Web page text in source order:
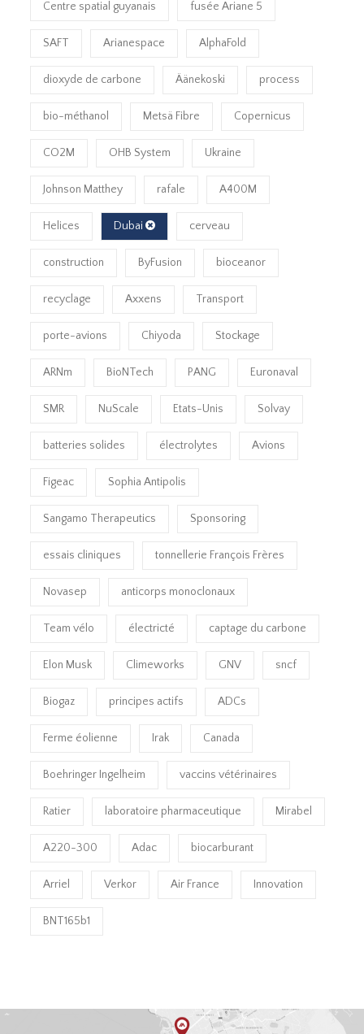
Centre spatial guyanais fusée Ariane 5
SAFT Arianespace AlphaFold
dioxyde de carbone Äänekoski process
bio-méthanol Metsä Fibre Copernicus
CO2M OHB System Ukraine
Johnson Matthey rafale A400M
Helices Dubai cerveau
construction ByFusion bioceanor
recyclage Axxens Transport
porte-avions Chiyoda Stockage
ARNm BioNTech PANG Euronaval
SMR NuScale Etats-Unis Solvay
batteries solides électrolytes Avions
Figeac Sophia Antipolis
Sangamo Therapeutics Sponsoring
essais cliniques tonnellerie François Frères
Novasep anticorps monoclonaux
Team vélo électricté captage du carbone
Elon Musk Climeworks GNV sncf
Biogaz principes actifs ADCs
Ferme éolienne Irak Canada
Boehringer Ingelheim vaccins vétérinaires
Ratier laboratoire pharmaceutique Mirabel
A220-300 Adac biocarburant
Arriel Verkor Air France Innovation
BNT165b1